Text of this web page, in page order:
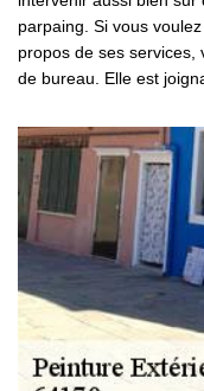
parpaing. Si vous
propos de ses services,
de bureau. Elle est